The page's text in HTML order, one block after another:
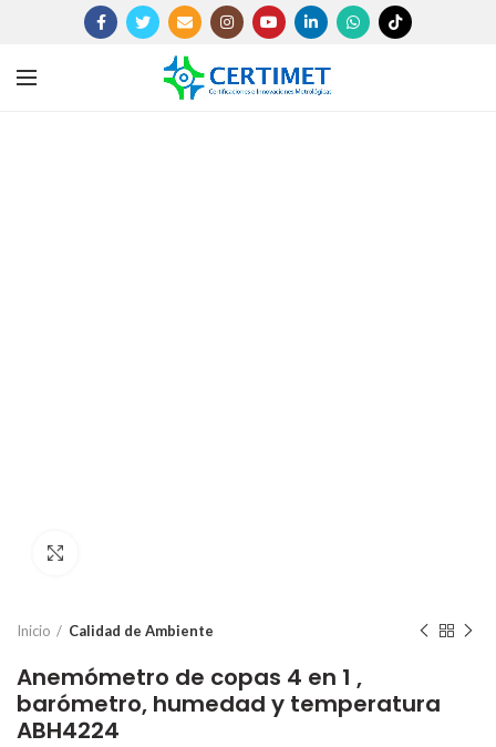
Inicio Calidad de Ambiente
Anemómetro de copas 4 en 1 ,
barómetro, humedad y temperatura
ABH4224